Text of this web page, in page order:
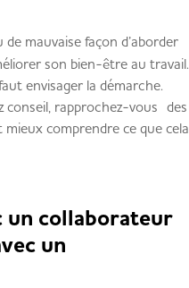
mauvaise façon d’aborder
son bien-être au travail.
envisager la démarche.
conseil, rapprochez-vous des
comprendre ce que cela
un collaborateur
un